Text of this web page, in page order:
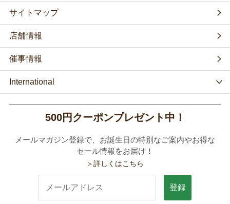
サイトマップ
店舗情報
催事情報
International
500円クーポンプレゼント中！
メールマガジン登録で、お誕生日の特別なご案内やお得な
セール情報をお届け！
＞詳しくはこちら
登録